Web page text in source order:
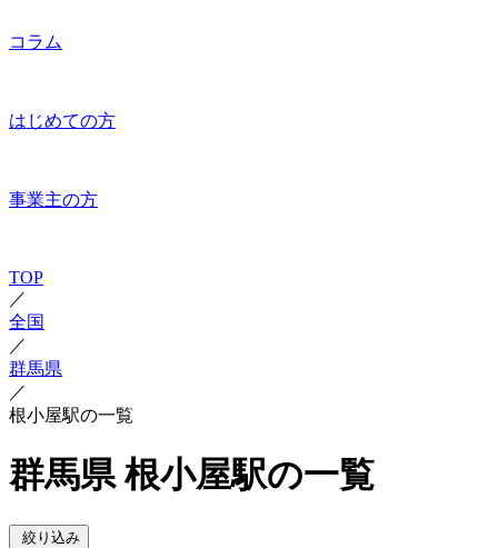
コラム
はじめての方
事業主の方
TOP
／
全国
／
群馬県
／
根小屋駅の一覧
群馬県 根小屋駅の一覧
絞り込み